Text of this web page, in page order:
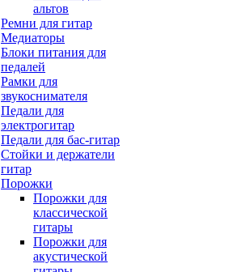
альтов
Ремни для гитар
Медиаторы
Блоки питания для
педалей
Рамки для
звукоснимателя
Педали для
электрогитар
Педали для бас-гитар
Стойки и держатели
гитар
Порожки
Порожки для
классической
гитары
Порожки для
акустической